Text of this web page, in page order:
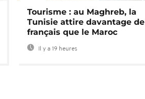
Tourisme : au Maghreb, la
Tunisie attire davantage de
français que le Maroc
Il y a 19 heures